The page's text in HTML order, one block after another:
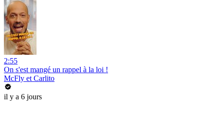
2:55
On s'est mangé un rappel à la loi !
McFly et Carlito
il y a 6 jours